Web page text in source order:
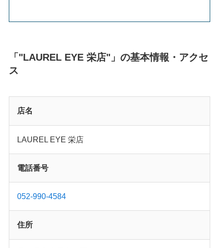
「"LAUREL EYE 栄店"」の基本情報・アクセ
ス
店名
LAUREL EYE 栄店
電話番号
052-990-4584
住所